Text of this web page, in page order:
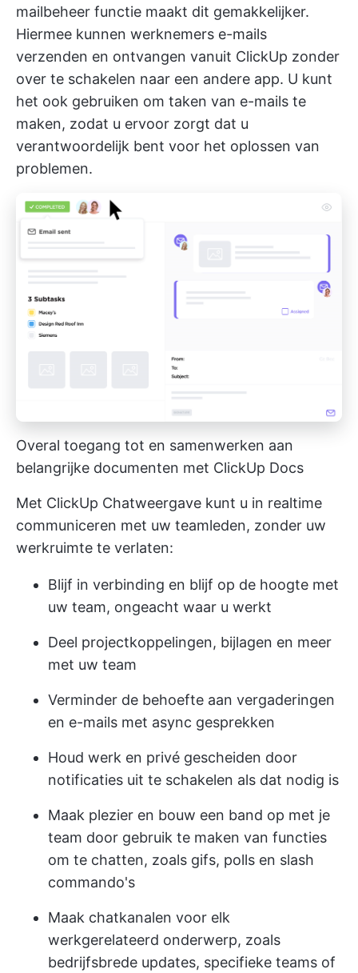
mailbeheer functie maakt dit gemakkelijker.
Hiermee kunnen werknemers e-mails
verzenden en ontvangen vanuit ClickUp zonder
over te schakelen naar een andere app. U kunt
het ook gebruiken om taken van e-mails te
maken, zodat u ervoor zorgt dat u
verantwoordelijk bent voor het oplossen van
problemen.
Overal toegang tot en samenwerken aan
belangrijke documenten met ClickUp Docs
Met ClickUp Chatweergave kunt u in realtime
communiceren met uw teamleden, zonder uw
werkruimte te verlaten:
Blijf in verbinding en blijf op de hoogte met
uw team, ongeacht waar u werkt
Deel projectkoppelingen, bijlagen en meer
met uw team
Verminder de behoefte aan vergaderingen
en e-mails met async gesprekken
Houd werk en privé gescheiden door
notificaties uit te schakelen als dat nodig is
Maak plezier en bouw een band op met je
team door gebruik te maken van functies
om te chatten, zoals gifs, polls en slash
commando's
Maak chatkanalen voor elk
werkgerelateerd onderwerp, zoals
bedrijfsbrede updates, specifieke teams of